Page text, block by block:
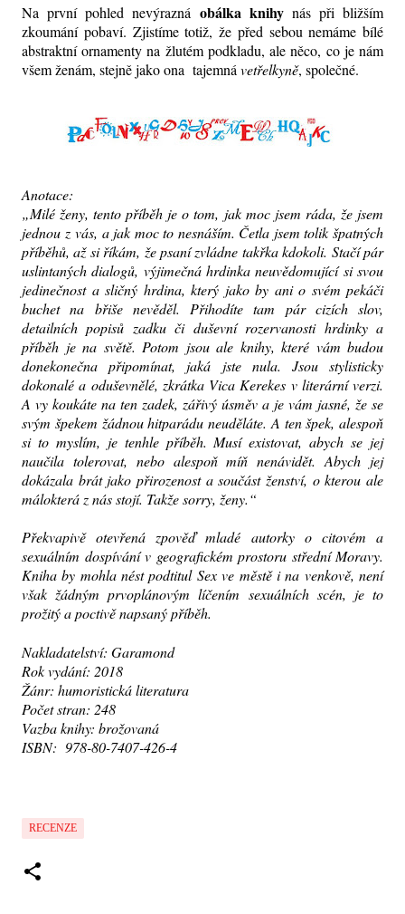
Na první pohled nevýrazná obálka knihynás při bližším
zkoumání pobaví. Zjistíme totiž, že před sebou nemáme bílé
abstraktní ornamenty na žlutém podkladu, ale něco, co je nám
všem ženám, stejně jako ona tajemná vetřelkyně, společné.
Anotace:
„Milé ženy, tento příběh je o tom, jak moc jsem ráda, že jsem
jednou z vás, a jak moc to nesnáším. Četla jsem tolik špatných
příběhů, až si říkám, že psaní zvládne takřka kdokoli. Stačí pár
uslintaných dialogů, výjimečná hrdinka neuvědomující si svou
jedinečnost a sličný hrdina, který jako by ani o svém pekáči
buchet na břiše nevěděl. Přihodíte tam pár cizích slov,
detailních popisů zadku či duševní rozervanosti hrdinky a
příběh je na světě. Potom jsou ale knihy, které vám budou
donekonečna připomínat, jaká jste nula. Jsou stylisticky
dokonalé a oduševnělé, zkrátka Vica Kerekes v literární verzi.
A vy koukáte na ten zadek, zářivý úsměv a je vám jasné, že se
svým špekem žádnou hitparádu neuděláte. A ten špek, alespoň
si to myslím, je tenhle příběh. Musí existovat, abych se jej
naučila tolerovat, nebo alespoň míň nenávidět. Abych jej
dokázala brát jako přirozenost a součást ženství, o kterou ale
málokterá z nás stojí. Takže sorry, ženy.“
Překvapivě otevřená zpověď mladé autorky o citovém a
sexuálním dospívání v geografickém prostoru střední Moravy.
Kniha by mohla nést podtitul Sex ve městě i na venkově, není
však žádným prvoplánovým líčením sexuálních scén, je to
prožitý a poctivě napsaný příběh.
Nakladatelství: Garamond
Rok vydání: 2018
Žánr: humoristická literatura
Počet stran: 248
Vazba knihy: brožovaná
ISBN: 978-80-7407-426-4
RECENZE